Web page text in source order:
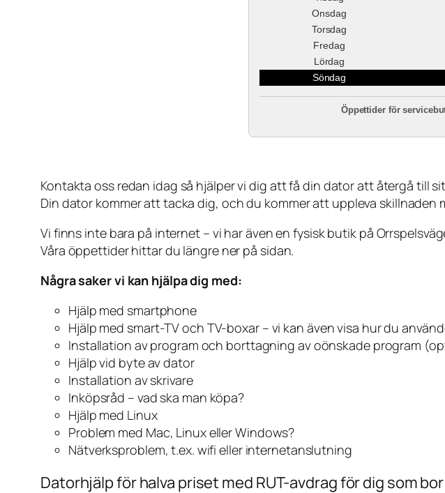
Onsdag
Torsdag
Fredag
Lördag
Söndag
Öppettider för
Kontakta oss redan idag så hjälper vi dig att få din dator att återgå till
Din dator kommer att tacka dig, och du kommer att uppleva skillnaden
Vi finns inte bara på internet – vi har även en fysisk butik på
Våra öppettider hittar du längre ner på sidan.
Några saker vi kan hjälpa dig med:
Hjälp med smartphone
Hjälp med smart-TV och TV-boxar – vi kan även visa hur du
Installation av program och borttagning av oönskade program
Hjälp vid byte av dator
Installation av skrivare
Inköpsråd – vad ska man köpa?
Hjälp med Linux
Problem med Mac, Linux eller Windows?
Nätverksproblem, t.ex. wifi eller internetanslutning
Datorhjälp för halva priset med RUT-avdrag för dig som